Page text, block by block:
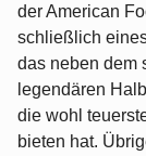
der American
schließlich
das neben dem
legendären
die wohl
bieten hat.